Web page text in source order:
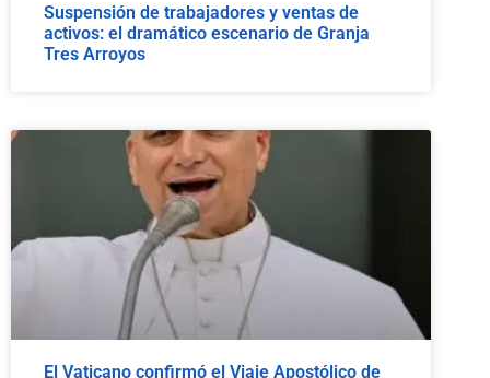
Suspensión de trabajadores y ventas de
activos: el dramático escenario de Granja
Tres Arroyos
El Vaticano confirmó el Viaje Apostólico de